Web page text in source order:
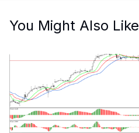
You Might Also Like